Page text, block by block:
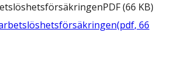
PDF(66 KB)
(pdf, 66